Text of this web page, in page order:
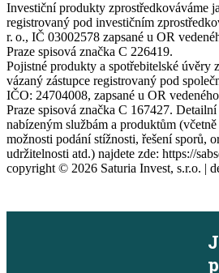
Investiční produkty zprostředkováváme
registrovaný pod investičním
r. o., IČ 03002578 zapsané u OR
Praze spisová značka C 226419.
Pojistné produkty a spotřebitelské úvěry
vázaný zástupce registrovaný pod
IČO: 24704008, zapsané u OR
Praze spisová značka C 167427.
nabízeným službám a produktům
možnosti podání stížnosti, řešení sporů,
udržitelnosti atd.) najdete zde: https://
copyright © 2026 Saturia Invest, s.r.o. |